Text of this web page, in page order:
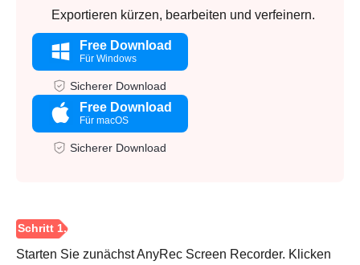
Exportieren kürzen, bearbeiten und verfeinern.
Free Download
Für Windows
Sicherer Download
Free Download
Für macOS
Sicherer Download
Starten Sie zunächst AnyRec Screen Recorder. Klicken